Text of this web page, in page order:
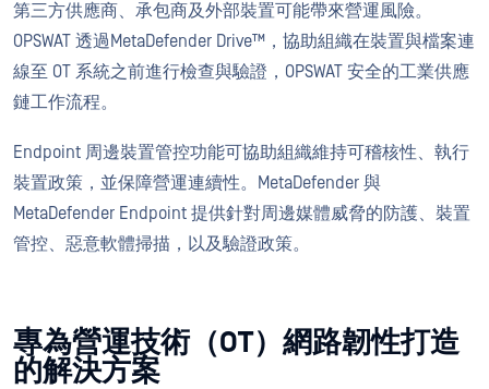
第三方供應商、承包商及外部裝置可能帶來營運風險。
OPSWAT 透過MetaDefender Drive™，協助組織在裝置與檔案連
線至 OT 系統之前進行檢查與驗證，OPSWAT 安全的工業供應
鏈工作流程。
Endpoint 周邊裝置管控功能可協助組織維持可稽核性、執行
裝置政策，並保障營運連續性。MetaDefender 與
MetaDefender Endpoint 提供針對周邊媒體威脅的防護、裝置
管控、惡意軟體掃描，以及驗證政策。
專為營運技術（OT）網路韌性打造
的解決方案